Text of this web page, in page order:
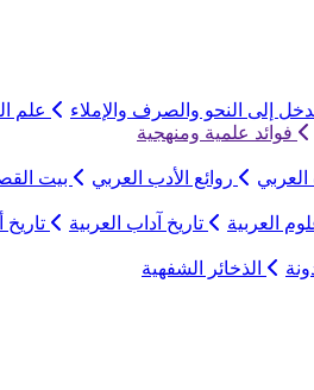
إلى النحو والصرف والإملاء علم
فوائد علمية ومنهجية
العربي روائع الأدب العربي
بيت
العربية تاريخ آداب العربية
تاريخ
الذخائر الشفهية